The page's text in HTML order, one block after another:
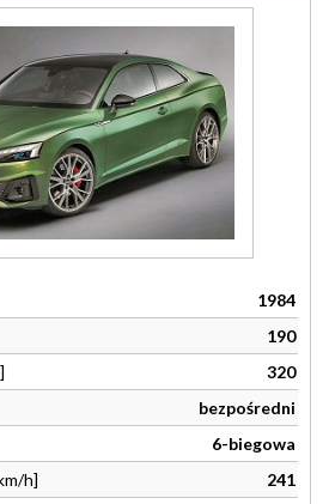
1984
190
320
bezpośredni
6-biegowa
h]
241